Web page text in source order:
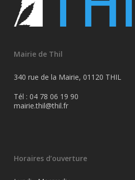
Mairie de Thil
340 rue de la Mairie, 01120 THIL
Tél : 04 78 06 19 90
mairie.thil@thil.fr
Horaires d’ouverture